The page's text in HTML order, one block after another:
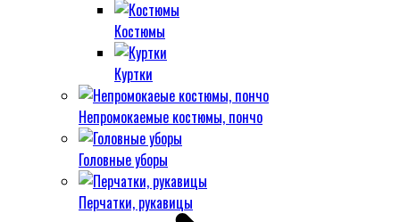
Костюмы
Куртки
Непромокаемые костюмы, пончо
Головные уборы
Перчатки, рукавицы